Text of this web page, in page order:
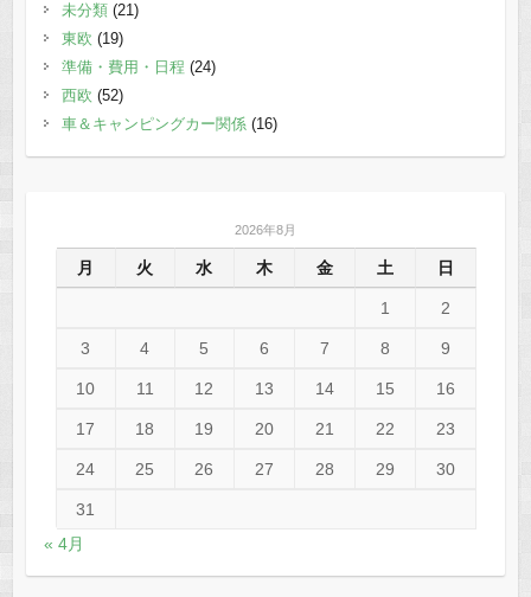
未分類(21)
東欧 (19)
準備・費用・日程 (24)
西欧 (52)
車＆キャンピングカー関係(16)
2026年8月
月 火 水 木 金 土 日
1 2
3 4 5 6 7 8 9
10 11 12 13 14 15 16
17 18 19 20 21 22 23
24 25 26 27 28 29 30
31
« 4月